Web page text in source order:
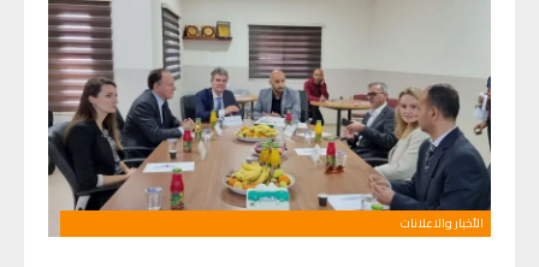
الأخبار والاعلانات